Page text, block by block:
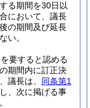
る期間を30日以
において、議長
の期間及び延長
い。
要すると認める
期間内に訂正決
議長は、 同条第1
、次に掲げる事